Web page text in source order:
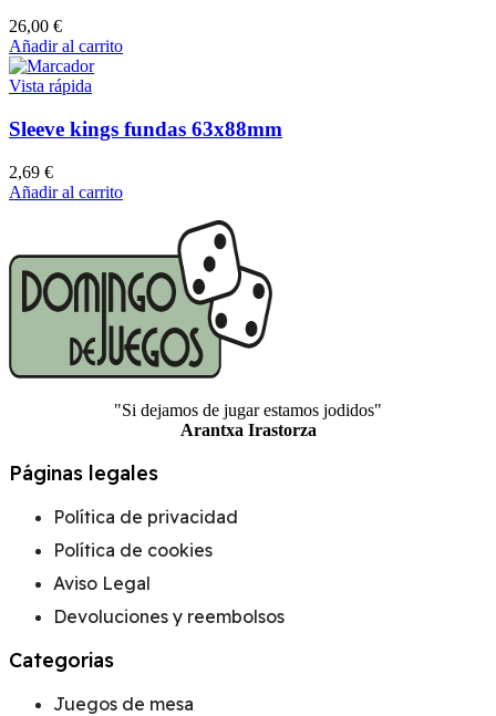
26,00 €
Añadir al carrito
Vista rápida
Sleeve kings fundas 63x88mm
2,69 €
Añadir al carrito
"Si dejamos de jugar estamos jodidos"
Arantxa Irastorza
Páginas legales
Política de privacidad
Política de cookies
Aviso Legal
Devoluciones y reembolsos
Categorias
Juegos de mesa